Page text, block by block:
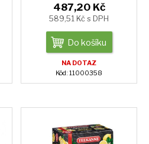
487,20 Kč
589,51 Kč s DPH
Do košíku
NA DOTAZ
Kód: 11000358